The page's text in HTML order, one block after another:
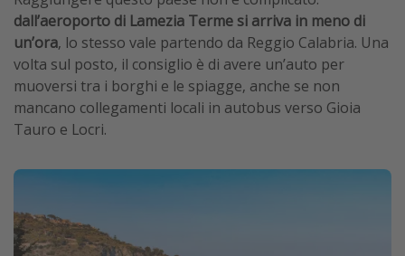
dall’aeroporto di Lamezia Terme si arriva in meno di
un’ora, lo stesso vale partendo da Reggio Calabria. Una
volta sul posto, il consiglio è di avere un’auto per
muoversi tra i borghi e le spiagge, anche se non
mancano collegamenti locali in autobus verso Gioia
Tauro e Locri.